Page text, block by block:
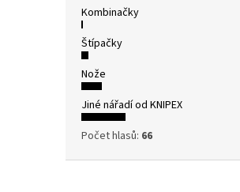
Kombinačky
Štípačky
Nože
Jiné nářadí od KNIPEX
Počet hlasů: 66